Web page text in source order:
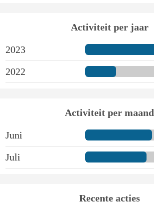
Activiteit per jaar
2023
2022
Activiteit per maand
Juni
Juli
Recente acties